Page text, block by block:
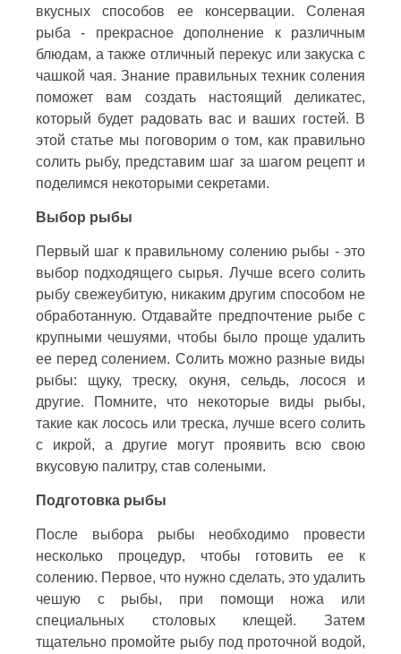
вкусных способов ее консервации. Соленая
рыба - прекрасное дополнение к различным
блюдам, а также отличный перекус или закуска с
чашкой чая. Знание правильных техник соления
поможет вам создать настоящий деликатес,
который будет радовать вас и ваших гостей. В
этой статье мы поговорим о том, как правильно
солить рыбу, представим шаг за шагом рецепт и
поделимся некоторыми секретами.
Выбор рыбы
Первый шаг к правильному солению рыбы - это
выбор подходящего сырья. Лучше всего солить
рыбу свежеубитую, никаким другим способом не
обработанную. Отдавайте предпочтение рыбе с
крупными чешуями, чтобы было проще удалить
ее перед солением. Солить можно разные виды
рыбы: щуку, треску, окуня, сельдь, лосося и
другие. Помните, что некоторые виды рыбы,
такие как лосось или треска, лучше всего солить
с икрой, а другие могут проявить всю свою
вкусовую палитру, став солеными.
Подготовка рыбы
После выбора рыбы необходимо провести
несколько процедур, чтобы готовить ее к
солению. Первое, что нужно сделать, это удалить
чешую с рыбы, при помощи ножа или
специальных столовых клещей. Затем
тщательно промойте рыбу под проточной водой,